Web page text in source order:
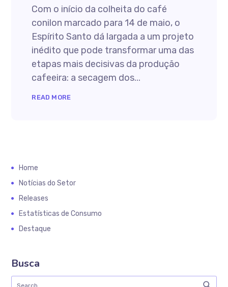
Com o início da colheita do café
conilon marcado para 14 de maio, o
Espírito Santo dá largada a um projeto
inédito que pode transformar uma das
etapas mais decisivas da produção
cafeeira: a secagem dos...
READ MORE
Home
Notícias do Setor
Releases
Estatísticas de Consumo
Destaque
Busca